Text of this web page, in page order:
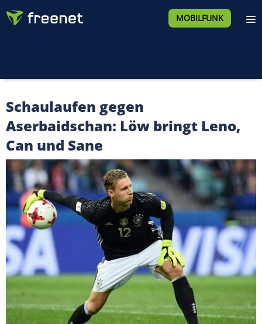
MOBILFUNK
Schaulaufen gegen
Aserbaidschan: Löw bringt Leno,
Can und Sane